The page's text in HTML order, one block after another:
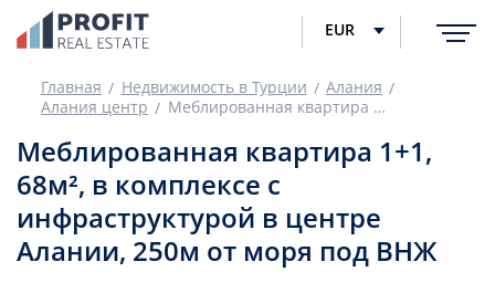
EUR
Главная Недвижимость в Турции
Алания
Алания центр
Меблированная квартира 1+1, 68м², в комплексе с инфраструктурой в центре Алании, 250м от моря под ВНЖ
Меблированная квартира 1+1,
68м², в комплексе с
инфраструктурой в центре
Алании, 250м от моря под ВНЖ